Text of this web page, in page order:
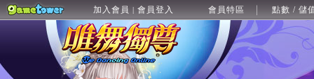
加入會員 | 會員登入 會員特區 點數 / 儲